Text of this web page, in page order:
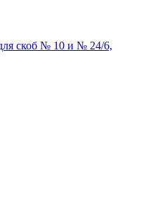
скоб № 10 и № 24/6,